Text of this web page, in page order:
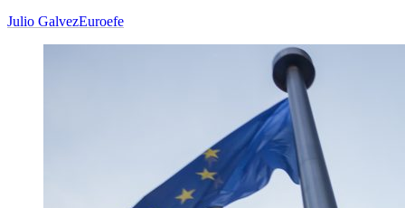
Julio GalvezEuroefe